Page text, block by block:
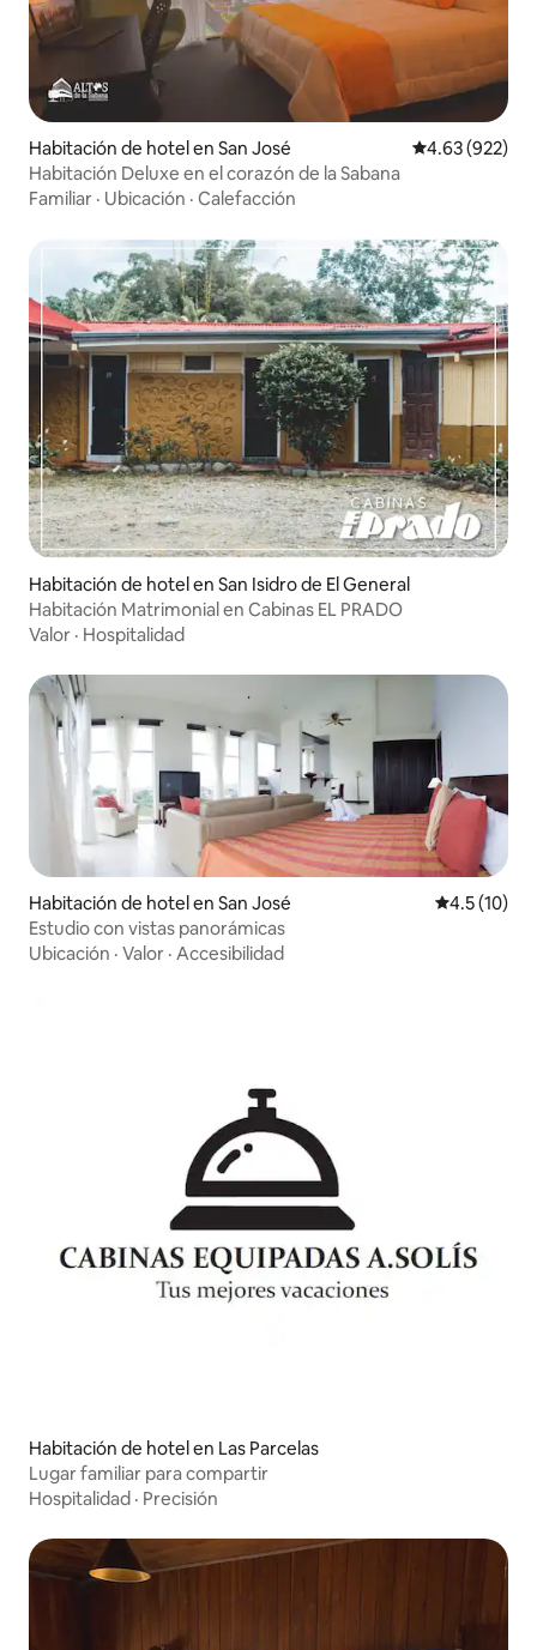
Habitación de hotel en San José Calificación
4.63 (922)
Habitación Deluxe en el corazón de la Sabana
Familiar · Ubicación · Calefacción
Habitación de hotel en San Isidro de El General
Habitación Matrimonial en Cabinas EL PRADO
Valor · Hospitalidad
Habitación de hotel en San José Calificación
4.5 (10)
Estudio con vistas panorámicas
Ubicación · Valor · Accesibilidad
Habitación de hotel en Las Parcelas
Lugar familiar para compartir
Hospitalidad · Precisión